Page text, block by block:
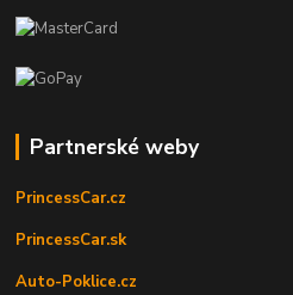
Partnerské weby
PrincessCar.cz
PrincessCar.sk
Auto-Poklice.cz